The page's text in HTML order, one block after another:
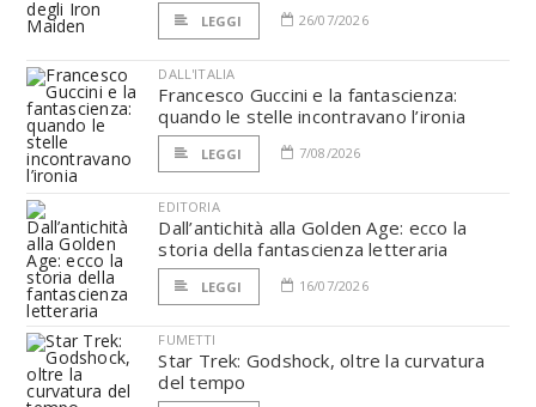
LEGGI 26/07/2026
DALL'ITALIA
Francesco Guccini e la fantascienza:
quando le stelle incontravano l’ironia
LEGGI 7/08/2026
EDITORIA
Dall’antichità alla Golden Age: ecco la
storia della fantascienza letteraria
LEGGI 16/07/2026
FUMETTI
Star Trek: Godshock, oltre la curvatura
del tempo